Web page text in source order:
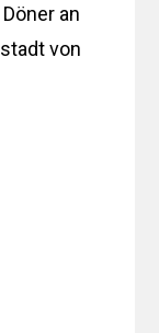
an
von